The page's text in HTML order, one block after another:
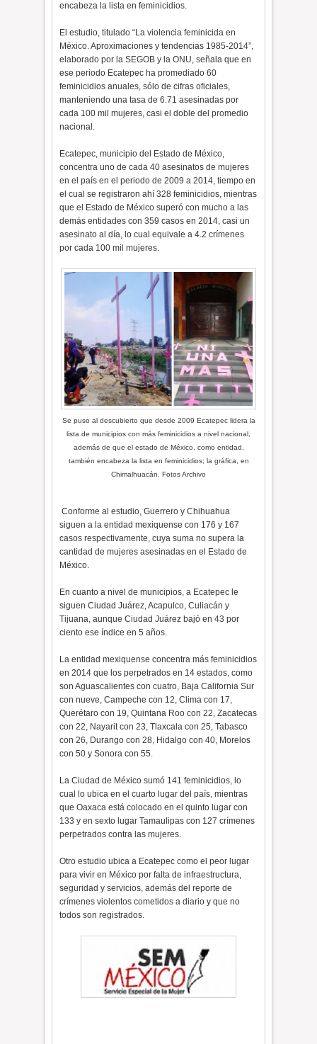
encabeza la lista en feminicidios.
El estudio, titulado “La violencia feminicida en
México. Aproximaciones y tendencias 1985-2014”,
elaborado por la SEGOB y la ONU, señala que en
ese periodo Ecatepec ha promediado 60
feminicidios anuales, sólo de cifras oficiales,
manteniendo una tasa de 6.71 asesinadas por
cada 100 mil mujeres, casi el doble del promedio
nacional.
Ecatepec, municipio del Estado de México,
concentra uno de cada 40 asesinatos de mujeres
en el país en el periodo de 2009 a 2014, tiempo en
el cual se registraron ahí 328 feminicidios, mientras
que el Estado de México superó con mucho a las
demás entidades con 359 casos en 2014, casi un
asesinato al día, lo cual equivale a 4.2 crímenes
por cada 100 mil mujeres.
Se puso al descubierto que desde 2009 Ecatepec lidera la
lista de municipios con más feminicidios a nivel nacional,
además de que el estado de México, como entidad,
también encabeza la lista en feminicidios; la gráfica, en
Chimalhuacán. Fotos Archivo
Conforme al estudio, Guerrero y Chihuahua
siguen a la entidad mexiquense con 176 y 167
casos respectivamente, cuya suma no supera la
cantidad de mujeres asesinadas en el Estado de
México.
En cuanto a nivel de municipios, a Ecatepec le
siguen Ciudad Juárez, Acapulco, Culiacán y
Tijuana, aunque Ciudad Juárez bajó en 43 por
ciento ese índice en 5 años.
La entidad mexiquense concentra más feminicidios
en 2014 que los perpetrados en 14 estados, como
son Aguascalientes con cuatro, Baja California Sur
con nueve, Campeche con 12, Clima con 17,
Querétaro con 19, Quintana Roo con 22, Zacatecas
con 22, Nayarit con 23, Tlaxcala con 25, Tabasco
con 26, Durango con 28, Hidalgo con 40, Morelos
con 50 y Sonora con 55.
La Ciudad de México sumó 141 feminicidios, lo
cual lo ubica en el cuarto lugar del país, mientras
que Oaxaca está colocado en el quinto lugar con
133 y en sexto lugar Tamaulipas con 127 crímenes
perpetrados contra las mujeres.
Otro estudio ubica a Ecatepec como el peor lugar
para vivir en México por falta de infraestructura,
seguridad y servicios, además del reporte de
crímenes violentos cometidos a diario y que no
todos son registrados.